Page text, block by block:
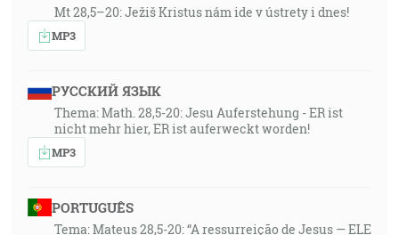
Mt 28,5–20: Ježiš Kristus nám ide v ústrety i dnes!
MP3
РУССКИЙ ЯЗЫК
Thema: Math. 28,5-20: Jesu Auferstehung - ER ist
nicht mehr hier, ER ist auferweckt worden!
MP3
PORTUGUÊS
Tema: Mateus 28,5-20: “A ressurreição de Jesus — ELE